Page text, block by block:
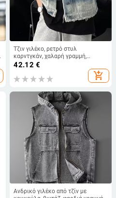
Τζιν γιλέκο, ρετρό στυλ
καρντγκάν, χαλαρή γραμμή,
στρογγυλή λαιμόκοψη, μονομπρότ
κούμπωμα, τσέπες τύπου patch,
denim με 35% βαμβάκι και
42.12 €
add_shopping_cart
Ανδρικό γιλέκο από τζίν με